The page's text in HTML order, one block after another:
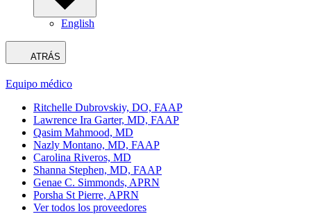
English
ATRÁS
Equipo médico
Ritchelle Dubrovskiy, DO, FAAP
Lawrence Ira Garter, MD, FAAP
Qasim Mahmood, MD
Nazly Montano, MD, FAAP
Carolina Riveros, MD
Shanna Stephen, MD, FAAP
Genae C. Simmonds, APRN
Porsha St Pierre, APRN
Ver todos los proveedores